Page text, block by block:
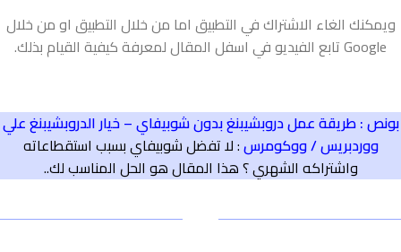
ويمكنك الغاء الاشتراك في التطبيق اما من خلال التطبيق او من خلال
Google تابع الفيديو في اسفل المقال لمعرفة كيفية القيام بذلك.
بونص :طريقة عمل دروبشيبنغ بدون شوبيفاي – خيار الدروبشيبنغ علي
ووردبريس / ووكومرس:لا تفضل شوبيفاي بسبب استقطاعاته
واشتراكه الشهري ؟ هذا المقال هو الحل المناسب لك..